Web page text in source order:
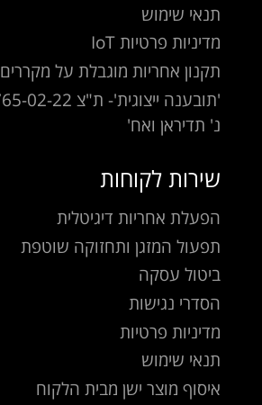
תנאי שימוש
מדיניות פרטיות IoT
תקנון אחריות מוגבלת על מקררים
נ' תדיראן ואח'
שירות לקוחות
הפעלת אחריות דיגיטלית
תפעול המזגן ותחזוקה שוטפת
ביטול עסקה
הסדרי נגישות
מדיניות פרטיות
תנאי שימוש
איסוף מוצר ישן מבית הלקוח